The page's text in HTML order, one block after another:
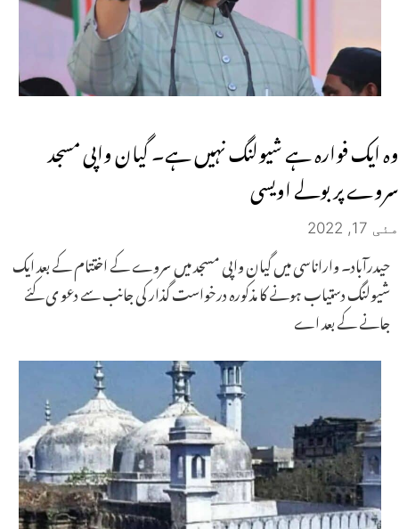
وہ ایک فوارہ ہے شیولنگ نہیں ہے۔ گیان واپی مسجد
سروے پربولے اویسی
مئی 17, 2022
حیدرآباد۔ واراناسی میں گیان واپی مسجد میں سروے کے اختتام کے بعد ایک
شیولنگ دستیاب ہونے کا مذکورہ درخواست گذار کی جانب سے دعو ی کئے
جانے کے بعد اے